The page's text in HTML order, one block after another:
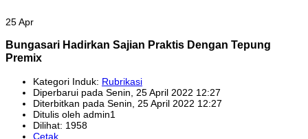
25 Apr
Bungasari Hadirkan Sajian Praktis Dengan Tepung
Premix
Kategori Induk: Rubrikasi
Diperbarui pada Senin, 25 April 2022 12:27
Diterbitkan pada Senin, 25 April 2022 12:27
Ditulis oleh admin1
Dilihat: 1958
Cetak